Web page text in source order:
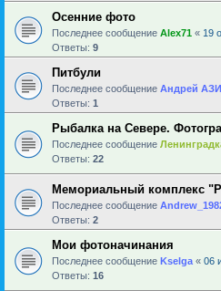
Осенние фото
Последнее сообщение Alex71 « 19
Ответы: 9
Питбули
Последнее сообщение Андрей
Ответы: 1
Рыбалка на Севере.
Последнее сообщение
Ответы: 22
Мемориальный комплекс
Последнее сообщение
Ответы: 2
Мои фотоначинания
Последнее сообщение Kselga « 06
Ответы: 16